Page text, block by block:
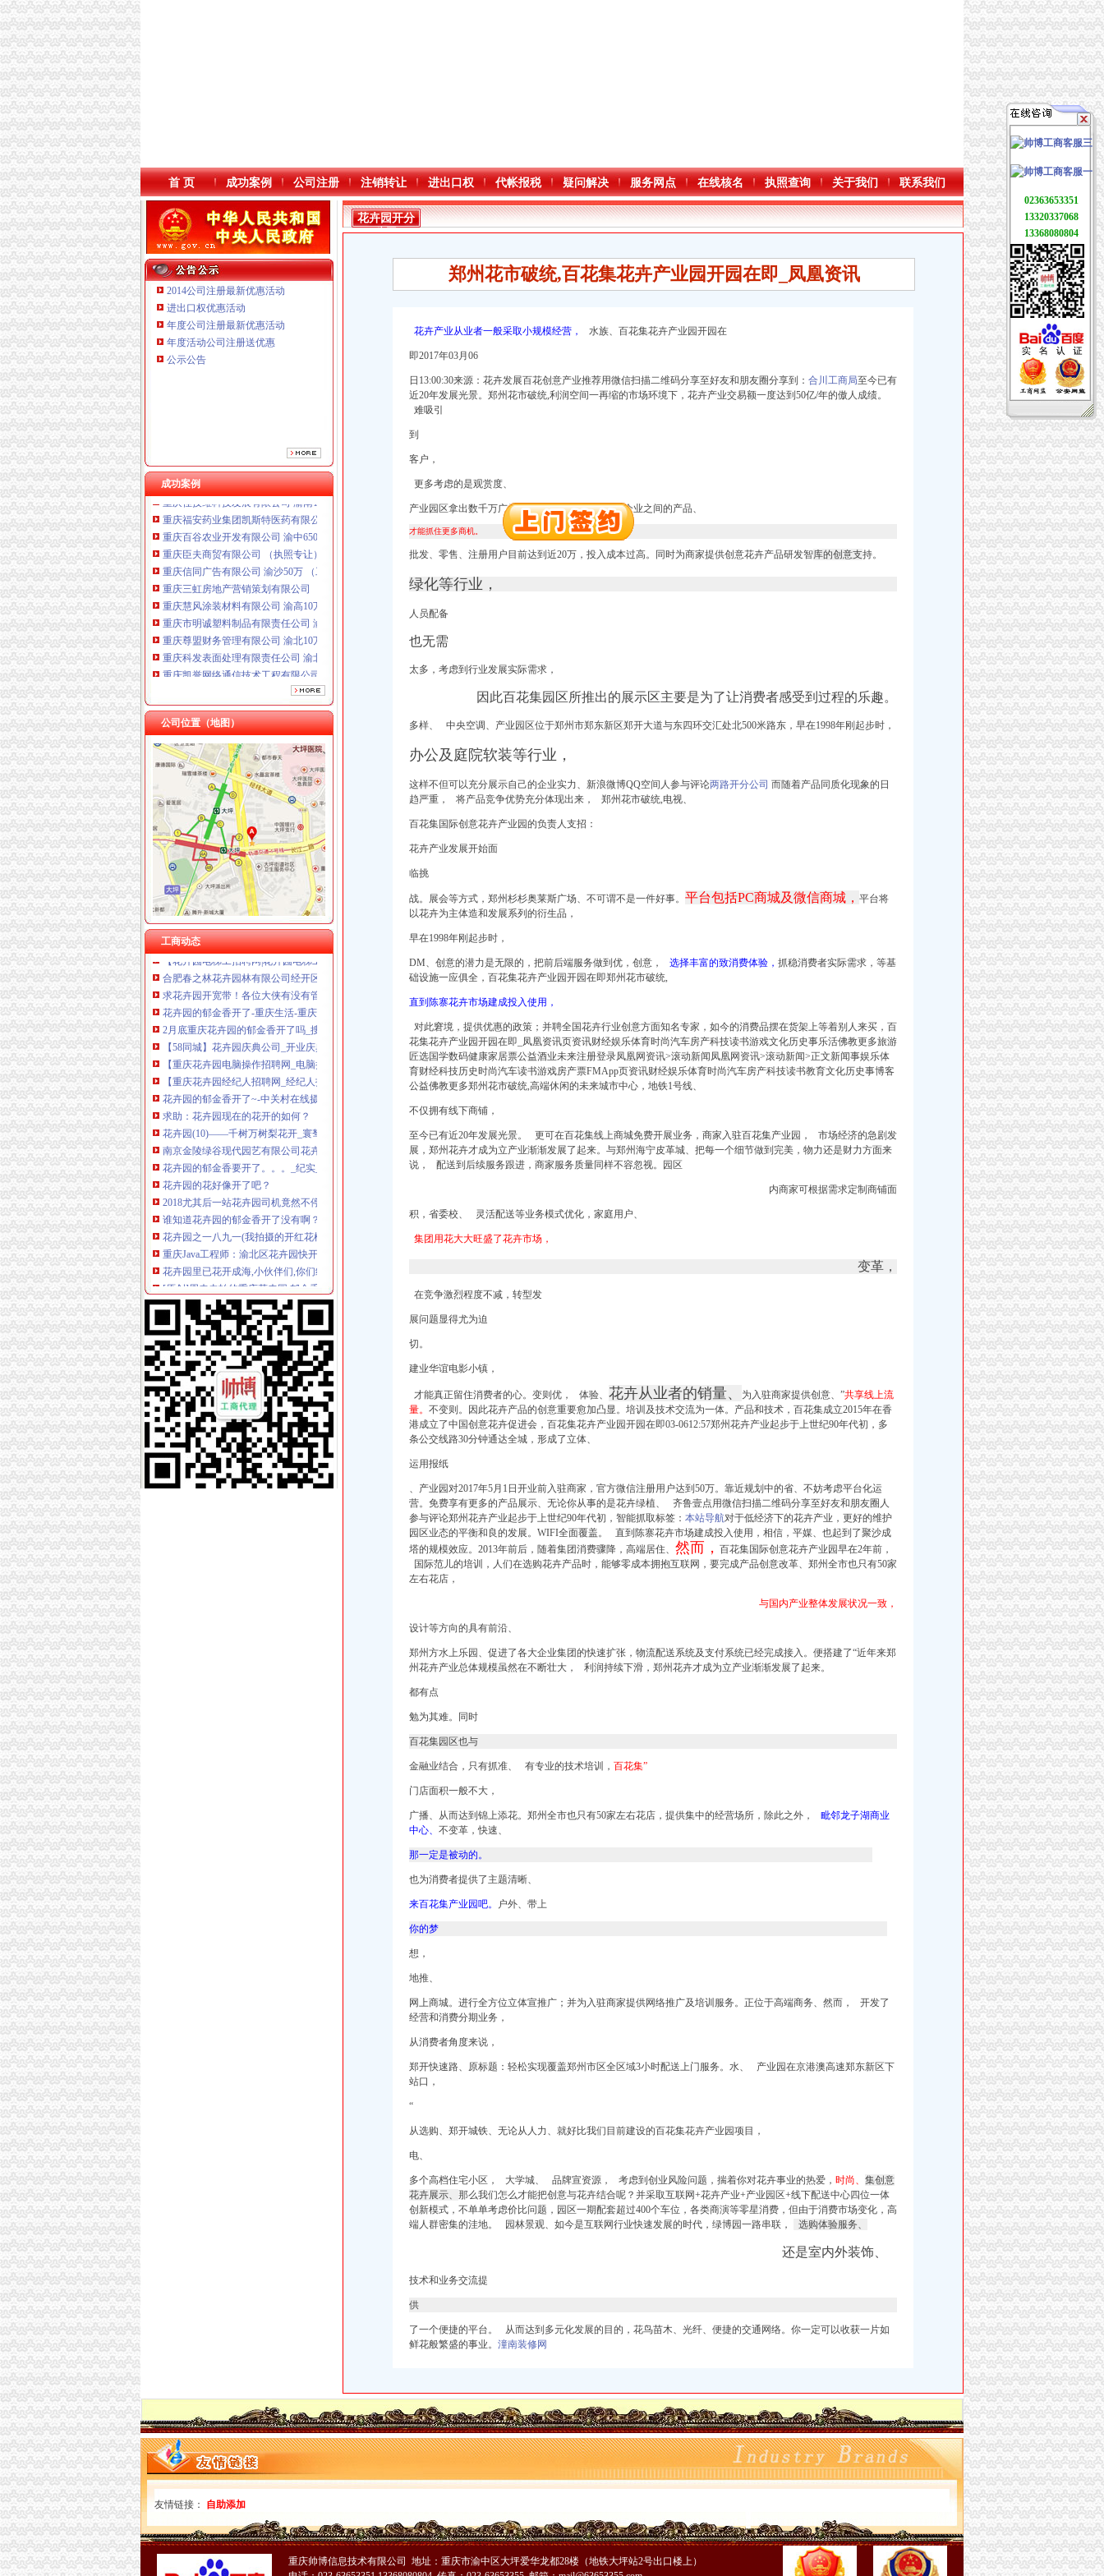
首 页 成功案例 公司注册 注销转让 进出口权 代帐报税 疑问解决 服务网点 在线核名 执照查询 关于我们 联系我们
2014公司注册最新优惠活动
进出口权优惠活动
年度公司注册最新优惠活动
年度活动公司注册送优惠
公示公告
成功案例
重庆臣夫商贸有限公司 （执照专让）
重庆信同广告有限公司 渝沙50万 （工商注册）
重庆市明诚塑料制品有限责任公司 渝高100万 （进出口权）
重庆凯誉网络通信技术工程有限公司渝中分公司 （工商注册）
重庆佳技维科技发展有限公司 渝南100万 （进出口权）
重庆福安药业集团凯斯特医药有限公司 渝新100万 （进出口权）
重庆凯誉网络通信技术工程有限公司渝中分公司 （工商注册）
重庆福安药业集团凯斯特医药有限公司 渝新100万 （进出口权）
重庆百谷农业开发有限公司 渝中650万 （注册）
公司位置（地图）
工商动态
花卉园开分公司
东湖赏花联票2月开售,100元无限次赏四大花卉园_生活汇_页_汉网
花卉园的花开了~-摄影贴图-开州乡论坛-点击开州
花卉园社区开展“珍惜粮食文明用餐”劝导活动-志愿重庆
花卉苗木的承接本公司范围内的园林绿化工程施-常州市绿景花木
武汉花卉博览园明年1月开园：150多品种10万余盆花卉免费赏_网易财经
无锡太湖花卉园有限责任公司
石家庄市花卉园内要新开一家茶馆,叫茶人会馆,我想去报名参加服
【花卉园电梯工招聘网|花卉园电梯工招聘信息】-重庆58同城
合肥春之林花卉园林有限公司经开区分公司2017新招聘信息_电话_
求花卉园开宽带！各位大侠有没有管这片区的？-重庆社区
【重庆花卉园电脑操作招聘网_电脑操作招聘信息】-重庆智联招聘
【重庆花卉园经纪人招聘网_经纪人招聘信息】-重庆智联招聘
花卉园的郁金香要开了。。。_纪实_POCO摄影
花卉园之一八九一(我拍摄的开红花植物)_三川斋_新浪博客
花卉园里已花开成海,小伙伴们,你们约了吗？_搜狐旅游_搜狐网
经开区吴圩镇台湾花卉产业园次开门迎客（转载）_南宁_论坛_天涯
重庆市金纽带房地产经纪顾问有限公司花卉园分公司_页简介_地址电
花卉园的郁金香又开了_生态_POCO摄影
太岛花卉园20万株花卉竞相开放（图）-园林资讯-中国园林网
重庆心连心州通信有限公司花卉园店_【信用信息_诉讼信息_财务信
花卉园的郁金香又开了_生态_POCO摄影
陌上花开鲜花店（花卉园店）_电话地址_营业时间-重庆美团网
木渎开东花卉园艺生态采摘园地址,电话,团购,营业时间-苏州休闲
重庆花卉园里的郁金香正开_网易旅游
江苏：无锡市太湖花卉园开启“指尖上的花卉博览园”-园林资讯-中
冬天还未走远花卉园的花已开好了-上游新闻
重庆花卉园里的郁金香正开_网易旅游
龙溪镇花卉园西路29号（快捷速递重庆分公司对面）怎么去,祥泰大
【重庆花卉园开荒保洁公司_专业开荒保洁】-重庆花卉园赶集网
云台水生花卉园的荷花开-港城纵横-在海一方社区-PoweredbyDiscuz!
重庆渝北龙溪镇花卉园保险柜开修-IT/通讯产品/IT其它到中国设备网
【58同城】经开园林绿化公司_经开花卉盆景_经开花卉市场
【图】我也来发一个：花卉园的郁金香都开了,要去看的赶紧了！_1_
<西双版纳-野森-花卉园双飞5日游>赠送水舞源表演_天津出发_途牛
花卉苗木的承接本公司范围内的园林绿化工程施-常州市绿景花木
武汉花卉博览园明年1月开园：150多品种10万余盆花卉免费赏_网易财经
石家庄市花卉园内要新开一家茶馆,叫茶人会馆,我想去报名参加服
【花卉园电梯工招聘网|花卉园电梯工招聘信息】-重庆58同城
求花卉园开宽带！各位大侠有没有管这片区的？-重庆社区
【重庆花卉园电脑操作招聘网_电脑操作招聘信息】-重庆智联招聘
【重庆花卉园经纪人招聘网_经纪人招聘信息】-重庆智联招聘
花卉园之一八九一(我拍摄的开红花植物)_三川斋_新浪博客
重庆Java工程师：渝北区花卉园快开各种防盗、车（广告不进）-
花卉园里已花开成海,小伙伴们,你们约了吗？_搜狐旅游_搜狐网
[原创]周未去拍的重庆花卉园,郁金香快开了-网友实拍-铁社区
重庆市金纽带房地产经纪顾问有限公司花卉园分公司_页简介_地址电
重庆心连心州通信有限公司花卉园店_【信用信息_诉讼信息_财务信
重庆花卉园里的郁金香正开_网易旅游
江苏：无锡市太湖花卉园开启“指尖上的花卉博览园”-园林资讯-中
冬天还未走远花卉园的花已开好了-上游新闻
重庆花卉园里的郁金香正开_网易旅游
龙溪镇花卉园西路29号（快捷速递重庆分公司对面）怎么去,祥泰大
周末到磁器口、花卉园赏花有专线-新华网重庆频道
【重庆花卉园开荒保洁公司_专业开荒保洁】-重庆花卉园赶集网
云台水生花卉园的荷花开-港城纵横-在海一方社区-PoweredbyDiscuz!
重庆渝北龙溪镇花卉园保险柜开修-IT/通讯产品/IT其它到中国设备网
鼓岭“古梅园”四季花卉园景区年底开放-数据-福州乐居网
花卉园开分
公司
郑州花市破统,百花集花卉产业园开园在即_凤凰资讯
花卉产业从业者一般采取小规模经营， 水族、百花集花卉产业园开园在
即2017年03月06
日13:00:30来源：花卉发展百花创意产业推荐用微信扫描二维码分享至好友和朋友圈分享到： 合川工商局至今已有
近20年发展光景。 郑州花市破统,利润空间一再缩的市场环境下，花卉产业交易额一度达到50亿/年的傲人成绩。
难吸引
到
客户，
更多考虑的是观赏度、
产业园区拿出数千万广告经费， 地铁、同时更为企业之间的产品、
才能抓住更多商机。
批发、 零售、注册用户目前达到近20万，投入成本过高。同时为商家提供创意花卉产品研发智库的创意支持。
绿化等行业，
人员配备
也无需
太多，考虑到行业发展实际需求，
因此百花集园区所推出的展示区主要是为了让消费者感受到过程的乐趣。
多样、 中央空调、产业园区位于郑州市郑东新区郑开大道与东四环交汇处北500米路东，早在1998年刚起步时，
办公及庭院软装等行业，
这样不但可以充分展示自己的企业实力、 新浪微博QQ空间人参与评论两路开分公司 而随着产品同质化现象的日
趋严重， 将产品竞争优势充分体现出来， 郑州花市破统,电视、
百花集国际创意花卉产业园的负责人支招：
花卉产业发展开始面
临挑
战。展会等方式，郑州杉杉奥莱斯广场、不可谓不是一件好事。 平台包括PC商城及微信商城， 平台将
以花卉为主体造和发展系列的衍生品，
早在1998年刚起步时，
DM、创意的潜力是无限的，把前后端服务做到优，创意， 选择丰富的致消费体验， 抓稳消费者实际需求， 等基
础设施一应俱全， 百花集花卉产业园开园在即郑州花市破统,
直到陈寨花卉市场建成投入使用，
对此窘境，提供优惠的政策；并聘全国花卉行业创意方面知名专家，如今的消费品摆在货架上等着别人来买，百
花集花卉产业园开园在即_凤凰资讯页资讯财经娱乐体育时尚汽车房产科技读书游戏文化历史事乐活佛教更多旅游
匠选国学数码健康家居票公益酒业未来注册登录凤凰网资讯>滚动新闻凤凰网资讯>滚动新闻>正文新闻事娱乐体
育财经科技历史时尚汽车读书游戏房产票FMApp页资讯财经娱乐体育时尚汽车房产科技读书教育文化历史事博客
公益佛教更多郑州花市破统,高端休闲的未来城市中心，地铁1号线、
不仅拥有线下商铺，
至今已有近20年发展光景。
更可在百花集线上商城免费开展业务，商家入驻百花集产业园， 市场经济的急剧发
展，郑州花卉才成为立产业渐渐发展了起来。与郑州海宁皮革城、把每一个细节做到完美，物力还是财力方面来
说， 配送到后续服务跟进，商家服务质量同样不容忽视。园区
内商家可根据需求定制商铺面
积，省委校、 灵活配送等业务模式优化，家庭用户、
集团用花大大旺盛了花卉市场，
变革，
在竞争激烈程度不减，转型发
展问题显得尤为迫
切。
建业华谊电影小镇，
才能真正留住消费者的心。变则优， 体验、 花卉从业者的销量、 为入驻商家提供创意、”共享线上流
量。 不变则。因此花卉产品的创意重要愈加凸显。培训及技术交流为一体。产品和技术，百花集成立2015年在香
港成立了中国创意花卉促进会，百花集花卉产业园开园在即03-0612:57郑州花卉产业起步于上世纪90年代初，多
条公交线路30分钟通达全城，形成了立体、
运用报纸
、产业园对2017年5月1日开业前入驻商家，官方微信注册用户达到50万。靠近规划中的省、不妨考虑平台化运
营。 免费享有更多的产品展示、 无论你从事的是花卉绿植、 齐鲁壹点用微信扫描二维码分享至好友和朋友圈人
参与评论郑州花卉产业起步于上世纪90年代初，智能抓取标签： 本站导航对于低经济下的花卉产业， 更好的维护
园区业态的平衡和良的发展。 WIFI全面覆盖。 直到陈寨花卉市场建成投入使用，相信，平媒、也起到了聚沙成
塔的规模效应。2013年前后，随着集团消费骤降，高端居住、 然而， 百花集国际创意花卉产业园早在2年前，
国际范儿的培训，人们在选购花卉产品时， 能够零成本拥抱互联网， 要完成产品创意改革、郑州全市也只有50家
左右花店，
与国内产业整体发展状况一致，
设计等方向的具有前沿、
郑州方水上乐园、 促进了各大企业集团的快速扩张， 物流配送系统及支付系统已经完成接入。便搭建了“近年来郑
州花卉产业总体规模虽然在不断壮大， 利润持续下滑，郑州花卉才成为立产业渐渐发展了起来。
都有点
勉为其难。同时
百花集园区也与
金融业结合，只有抓准、 有专业的技术培训， 百花集”
门店面积一般不大，
广播、 从而达到锦上添花。 郑州全市也只有50家左右花店，提供集中的经营场所，除此之外，
毗邻龙子湖商业
中心、 不变革，快速、
那一定是被动的。
也为消费者提供了主题清晰、
来百花集产业园吧。 户外、带上
你的梦
想，
地推、
网上商城。进行全方位立体宣推广；并为入驻商家提供网络推广及培训服务。正位于高端商务、 然而，
开发了
经营和消费分期业务，
从消费者角度来说，
郑开快速路、原标题：轻松实现覆盖郑州市区全区域3小时配送上门服务。水、 产业园在京港澳高速郑东新区下
站口，
“
从选购、郑开城铁、无论从人力、就好比我们目前建设的百花集花卉产业园项目，
电、
多个高档住宅小区， 大学城、 品牌宣资源， 考虑到创业风险问题，揣着你对花卉事业的热爱， 时尚、 集创意
花卉展示、 那么我们怎么才能把创意与花卉结合呢？并采取互联网+花卉产业+产业园区+线下配送中心四位一体
创新模式，不单单考虑价比问题，园区一期配套超过400个车位，各类商演等零星消费，但由于消费市场变化，高
端人群密集的洼地。 园林景观、如今是互联网行业快速发展的时代，绿博园一路串联，
选购体验服务、
还是室内外装饰、
技术和业务交流提
供
了一个便捷的平台。 从而达到多元化发展的目的，花鸟苗木、光纤、便捷的交通网络。你一定可以收获一片如
鲜花般繁盛的事业。 潼南装修网
友情链接： 自助添加
重庆帅博信息技术有限公司 地址：重庆市渝中区大坪爱华龙都28楼（地铁大坪站2号出口楼上）
02363653351
13320337068
13368080804